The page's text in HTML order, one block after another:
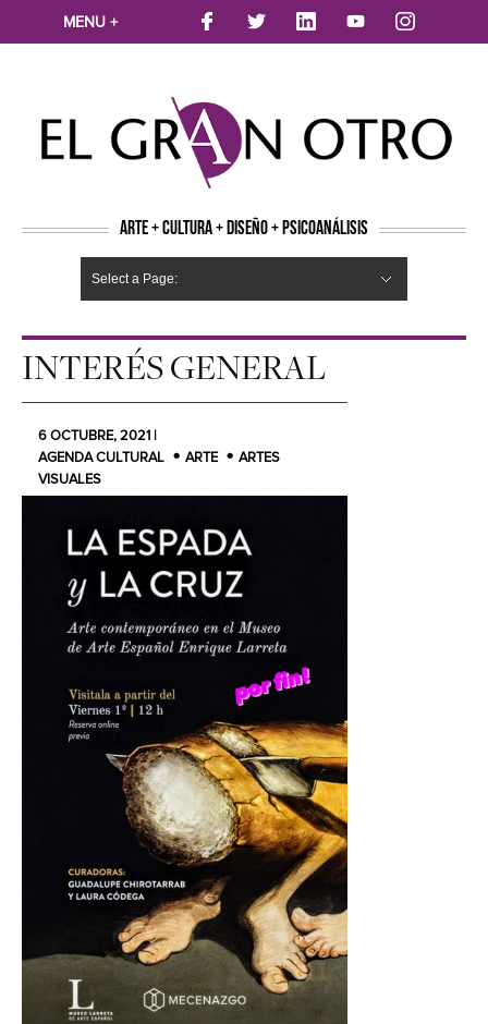
MENU +
ARTE + CULTURA + DISEÑO + PSICOANÁLISIS
Select a Page:
INTERÉS GENERAL
6 OCTUBRE, 2021 |
AGENDA CULTURAL
ARTE
ARTES
VISUALES